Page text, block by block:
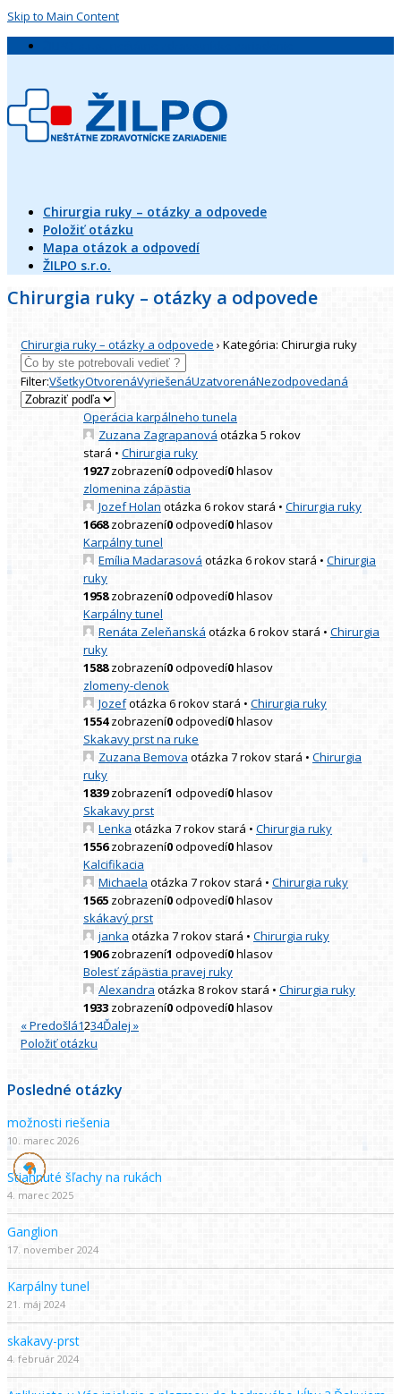
Skip to Main Content
Chirurgia ruky – otázky a odpovede
Položiť otázku
Mapa otázok a odpovedí
ŽILPO s.r.o.
Chirurgia ruky – otázky a odpovede
Chirurgia ruky – otázky a odpovede › Kategória: Chirurgia ruky
Filter:VšetkyOtvorenáVyriešenáUzatvorenáNezodpovedaná
Operácia karpálneho tunela
Zuzana Zagrapanová otázka 5 rokov
stará • Chirurgia ruky
1927zobrazení0odpovedí0hlasov
zlomenina zápästia
Jozef Holan otázka 6 rokov stará • Chirurgia ruky
1668zobrazení0odpovedí0hlasov
Karpálny tunel
Emília Madarasová otázka 6 rokov stará • Chirurgia
ruky
1958zobrazení0odpovedí0hlasov
Karpálny tunel
Renáta Zeleňanská otázka 6 rokov stará • Chirurgia
ruky
1588zobrazení0odpovedí0hlasov
zlomeny-clenok
Jozefotázka 6 rokov stará • Chirurgia ruky
1554zobrazení0odpovedí0hlasov
Skakavy prst na ruke
Zuzana Bemova otázka 7 rokov stará • Chirurgia
ruky
1839zobrazení1 odpovedí0hlasov
Skakavy prst
Lenka otázka 7 rokov stará • Chirurgia ruky
1556zobrazení0odpovedí0hlasov
Kalcifikacia
Michaela otázka 7 rokov stará • Chirurgia ruky
1565 zobrazení0odpovedí0hlasov
skákavý prst
janka otázka 7 rokov stará • Chirurgia ruky
1906zobrazení1 odpovedí0hlasov
Bolesť zápästia pravej ruky
Alexandra otázka 8 rokov stará • Chirurgia ruky
1933 zobrazení0odpovedí0hlasov
« Predošlá1234Ďalej »
Položiť otázku
Posledné otázky
možnosti riešenia
10. marec 2026
Stiahnuté šľachy na rukách
4. marec 2025
Ganglion
17. november 2024
Karpálny tunel
21. máj 2024
skakavy-prst
4. február 2024